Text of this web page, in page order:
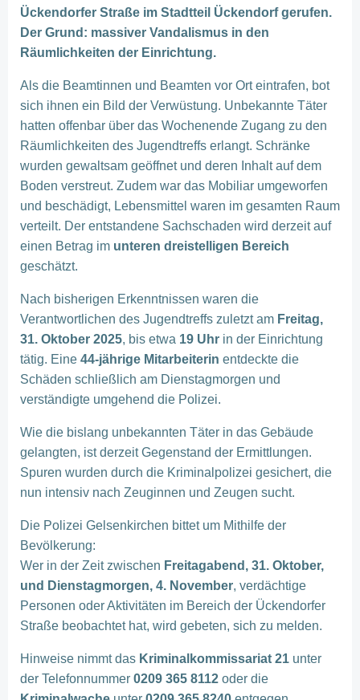
Ückendorfer Straße im Stadtteil Ückendorf gerufen.
Der Grund: massiver Vandalismus in den
Räumlichkeiten der Einrichtung.
Als die Beamtinnen und Beamten vor Ort eintrafen, bot
sich ihnen ein Bild der Verwüstung. Unbekannte Täter
hatten offenbar über das Wochenende Zugang zu den
Räumlichkeiten des Jugendtreffs erlangt. Schränke
wurden gewaltsam geöffnet und deren Inhalt auf dem
Boden verstreut. Zudem war das Mobiliar umgeworfen
und beschädigt, Lebensmittel waren im gesamten Raum
verteilt. Der entstandene Sachschaden wird derzeit auf
einen Betrag im unteren dreistelligen Bereich
geschätzt.
Nach bisherigen Erkenntnissen waren die
Verantwortlichen des Jugendtreffs zuletzt am Freitag,
31. Oktober 2025, bis etwa 19 Uhr in der Einrichtung
tätig. Eine 44-jährige Mitarbeiterin entdeckte die
Schäden schließlich am Dienstagmorgen und
verständigte umgehend die Polizei.
Wie die bislang unbekannten Täter in das Gebäude
gelangten, ist derzeit Gegenstand der Ermittlungen.
Spuren wurden durch die Kriminalpolizei gesichert, die
nun intensiv nach Zeuginnen und Zeugen sucht.
Die Polizei Gelsenkirchen bittet um Mithilfe der
Bevölkerung:
Wer in der Zeit zwischen Freitagabend, 31. Oktober,
und Dienstagmorgen, 4. November, verdächtige
Personen oder Aktivitäten im Bereich der Ückendorfer
Straße beobachtet hat, wird gebeten, sich zu melden.
Hinweise nimmt das Kriminalkommissariat 21 unter
der Telefonnummer 0209 365 8112 oder die